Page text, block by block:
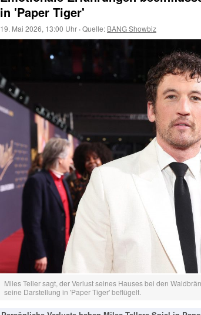
in 'Paper Tiger'
19. Mai 2026, 13:00 Uhr ·Quelle: BANG Showbiz
Miles Teller sagt, der Verlust seines Hauses bei den
seine Darstellung in 'Paper Tiger' beflügelt.